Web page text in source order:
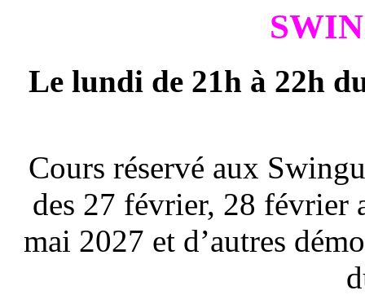
Le lundi de 21h à 22h
Cours réservé aux
des 27 février, 28 février
mai 2027 et d’autres